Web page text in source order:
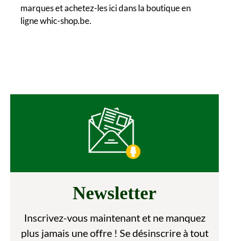
marques et achetez-les ici dans la boutique en
ligne whic-shop.be.
Newsletter
Inscrivez-vous maintenant et ne manquez
plus jamais une offre ! Se désinscrire à tout